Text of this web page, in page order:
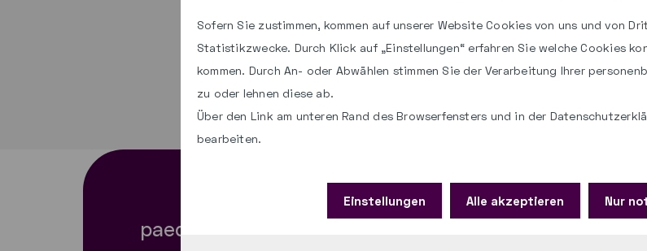
Sofern Sie zustimmen, kommen auf unserer Website Cookies von uns und von
Statistikzwecke. Durch Klick auf „Einstellungen“ erfahren Sie welche Cookies
kommen. Durch An- oder Abwählen stimmen Sie der Verarbeitung Ihrer
zu oder lehnen diese ab.
Über den Link am unteren Rand des Browserfensters und in der
bearbeiten.
Einstellungen Alle akzeptieren Nur
E-Mail:
Weitere
paed.ML® Hotlines